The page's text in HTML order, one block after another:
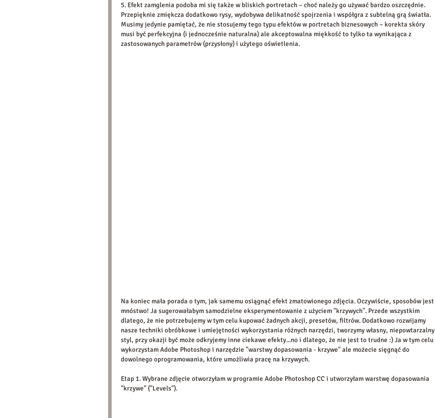
5. Efekt zamglenia podoba mi się także w bliskich portretach – choć należy go używać bardzo oszczędnie.
Przepięknie zmiękcza dodatkowo rysy, wydobywa delikatność spojrzenia i współgra z subtelną grą światła.
Musimy jedynie pamiętać, że nie stosujemy tego typu efektów w portretach biznesowych – korekta skóry
musi być perfekcyjna (i jednocześnie naturalna) ale akceptowalna miękkość to tylko ta wynikająca z
zastosowanych parametrów (przysłony) i użytego oświetlenia.
Na koniec mała porada o tym, jak samemu osiągnąć efekt zmatowionego zdjęcia. Oczywiście, sposobów jest
mnóstwo! Ja sugerowałabym samodzielne eksperymentowanie z użyciem "krzywych". Przede wszystkim
dlatego, że nie potrzebujemy w tym celu kupować żadnych akcji, presetów, filtrów. Dodatkowo rozwijamy
nasze techniki obróbkowe i umiejętności wykorzystania różnych narzędzi, tworzymy własny, niepowtarzalny
styl, przy okazji być może odkryjemy inne ciekawe efekty...no i dlatego, że nie jest to trudne :) Ja w tym celu
wykorzystam Adobe Photoshop i narzędzie "warstwy dopasowania - krzywe" ale możecie sięgnąć do
dowolnego oprogramowania, które umożliwia pracę na krzywych.
Etap 1. Wybrane zdjęcie otworzyłam w programie Adobe Photoshop CC i utworzyłam warstwę dopasowania
"krzywe" ("Levels").